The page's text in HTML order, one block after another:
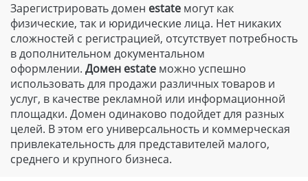
Зарегистрировать домен estate могут как
физические, так и юридические лица. Нет никаких
сложностей с регистрацией, отсутствует потребность
в дополнительном документальном
оформлении. Домен estate можно успешно
использовать для продажи различных товаров и
услуг, в качестве рекламной или информационной
площадки. Домен одинаково подойдет для разных
целей. В этом его универсальность и коммерческая
привлекательность для представителей малого,
среднего и крупного бизнеса.